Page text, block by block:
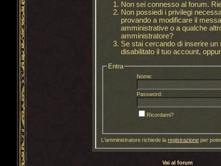
Non sei connesso al forum.
Non possiedi i privilegi
provando a modificare il
amministrative o a qualche
amministratore?
Se stai cercando di inserire
disabilitato il tuo account,
Entra
Nome:
Password:
Ricordami?
L'amministratore richiede la registrazioneper
Vai al forum